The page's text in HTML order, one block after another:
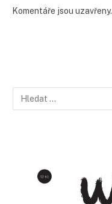
Komentáře jsou uzavřeny.